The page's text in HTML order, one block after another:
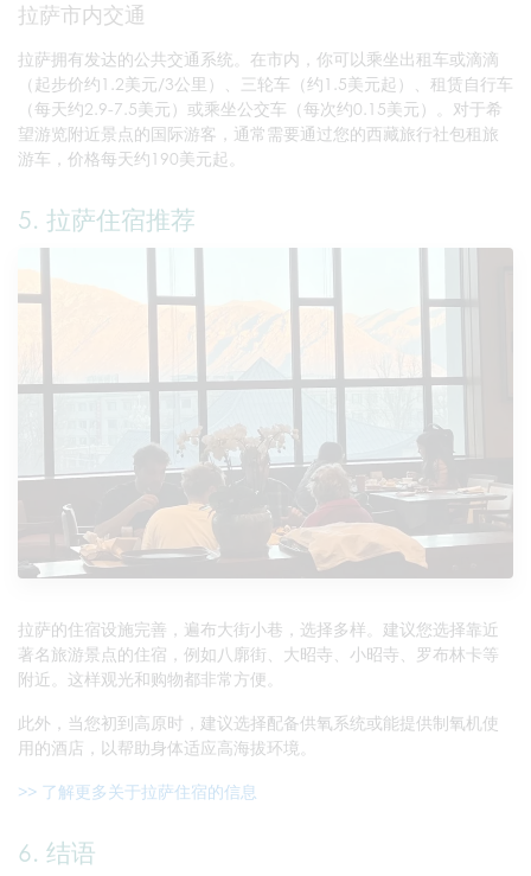
拉萨市内交通
拉萨拥有发达的公共交通系统。在市内，你可以乘坐出租车或滴滴
（起步价约1.2美元/3公里）、三轮车（约1.5美元起）、租赁自行车
（每天约2.9-7.5美元）或乘坐公交车（每次约0.15美元）。对于希
望游览附近景点的国际游客，通常需要通过您的西藏旅行社包租旅
游车，价格每天约190美元起。
5. 拉萨住宿推荐
拉萨的住宿设施完善，遍布大街小巷，选择多样。建议您选择靠近
著名旅游景点的住宿，例如八廓街、大昭寺、小昭寺、罗布林卡等
附近。这样观光和购物都非常方便。
此外，当您初到高原时，建议选择配备供氧系统或能提供制氧机使
用的酒店，以帮助身体适应高海拔环境。
>> 了解更多关于拉萨住宿的信息
6. 结语